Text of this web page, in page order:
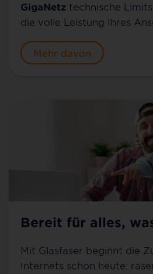
GigaNetz technische
die volle Leistung Ihres
Mehr davon
Bereit für alles,
Mit Glasfaser beginnt die
Internets schon heute: